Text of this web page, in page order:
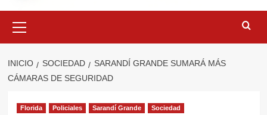
primario
INICIO SOCIEDAD
SARANDÍ GRANDE SUMARÁ MÁS
CÁMARAS DE SEGURIDAD
Florida Policiales Sarandí Grande Sociedad